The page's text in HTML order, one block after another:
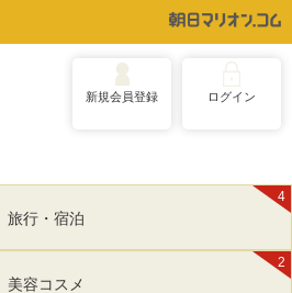
新規会員登録 ログイン
4
旅行・宿泊
2
美容コスメ